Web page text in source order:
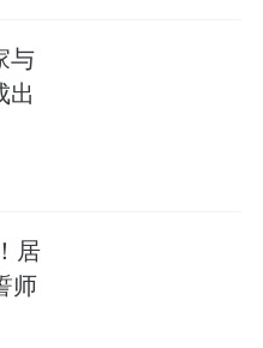
秋红、惠达卫浴总
鹏、惠达卫浴国内
左至右）参加店面
睛与采青仪式，还
出了多项惠民优惠
与
出
居
师